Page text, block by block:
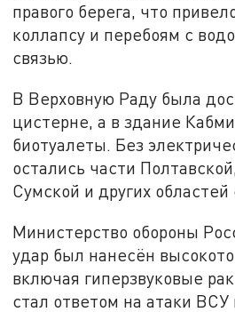
правого берега, что
коллапсу и перебоям с
связью.
В Верховную Раду была
цистерне, а в здание
биотуалеты. Без
остались части
Сумской и других областей
Министерство обороны
удар был нанесён
включая гиперзвуковые
стал ответом на атаки